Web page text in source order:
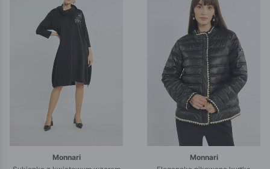
Monnari
Monnari